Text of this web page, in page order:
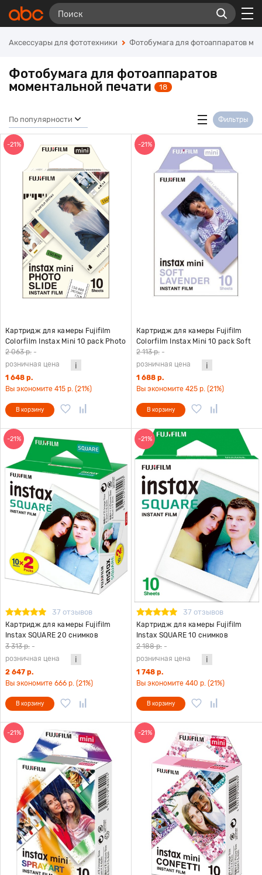
Аксессуары для фототехники Фотобумага для фотоаппаратов
Фотобумага для фотоаппаратов
моментальной печати
18
По популярности Фильтры
-21%
Картридж для камеры Fujifilm
Colorfilm Instax Mini 10 pack Photo
Slide
2 063 р. -
розничная цена
1 648 р.
Вы экономите 415 р. (21%)
В корзину
-21%
Картридж для камеры Fujifilm
Colorfilm Instax Mini 10 pack Soft
Lavender
2 113 р. -
розничная цена
1 688 р.
Вы экономите 425 р. (21%)
В корзину
-21%
37 отзывов
Картридж для камеры Fujifilm
Instax SQUARE 20 снимков
3 313 р. -
розничная цена
2 647 р.
Вы экономите 666 р. (21%)
В корзину
-21%
37 отзывов
Картридж для камеры Fujifilm
Instax SQUARE 10 снимков
2 188 р. -
розничная цена
1 748 р.
Вы экономите 440 р. (21%)
В корзину
-21% -21%